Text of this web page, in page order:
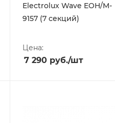
Electrolux Wave EOH/M-
9157 (7 секций)
Цена:
7 290 руб./шт